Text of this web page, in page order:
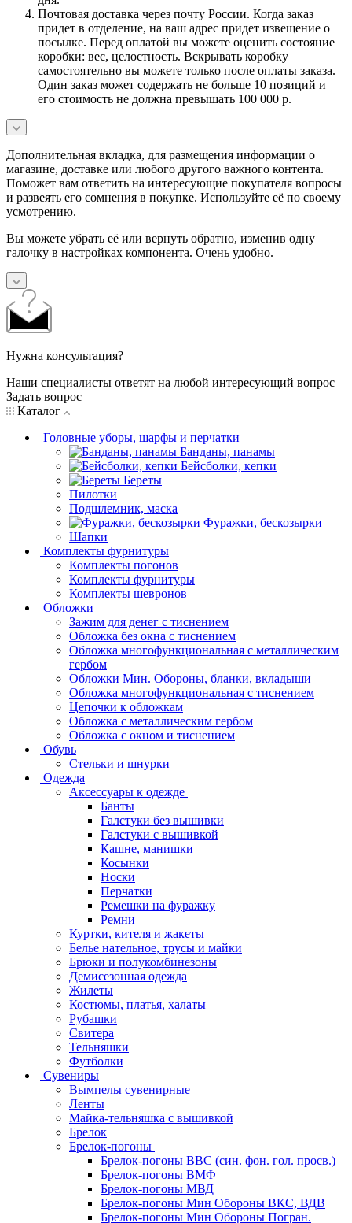
Почтовая доставка через почту России. Когда заказ
придет в отделение, на ваш адрес придет извещение о
посылке. Перед оплатой вы можете оценить состояние
коробки: вес, целостность. Вскрывать коробку
самостоятельно вы можете только после оплаты заказа.
Один заказ может содержать не больше 10 позиций и
его стоимость не должна превышать 100 000 р.
Дополнительная вкладка, для размещения информации о
магазине, доставке или любого другого важного контента.
Поможет вам ответить на интересующие покупателя вопросы
и развеять его сомнения в покупке. Используйте её по своему
усмотрению.
Вы можете убрать её или вернуть обратно, изменив одну
галочку в настройках компонента. Очень удобно.
Нужна консультация?
Наши специалисты ответят на любой интересующий вопрос
Задать вопрос
Каталог
Головные уборы, шарфы и перчатки
Банданы, панамы
Бейсболки, кепки
Береты
Пилотки
Подшлемник, маска
Фуражки, бескозырки
Шапки
Комплекты фурнитуры
Комплекты погонов
Комплекты фурнитуры
Комплекты шевронов
Обложки
Зажим для денег с тиснением
Обложка без окна с тиснением
Обложка многофункциональная с металлическим
гербом
Обложки Мин. Обороны, бланки, вкладыши
Обложка многофункциональная с тиснением
Цепочки к обложкам
Обложка с металлическим гербом
Обложка с окном и тиснением
Обувь
Стельки и шнурки
Одежда
Аксессуары к одежде
Банты
Галстуки без вышивки
Галстуки с вышивкой
Кашне, манишки
Косынки
Носки
Перчатки
Ремешки на фуражку
Ремни
Куртки, кителя и жакеты
Белье нательное, трусы и майки
Брюки и полукомбинезоны
Демисезонная одежда
Жилеты
Костюмы, платья, халаты
Рубашки
Свитера
Тельняшки
Футболки
Сувениры
Вымпелы сувенирные
Ленты
Майка-тельняшка с вышивкой
Брелок
Брелок-погоны
Брелок-погоны ВВС (син. фон. гол. просв.)
Брелок-погоны ВМФ
Брелок-погоны МВД
Брелок-погоны Мин Обороны ВКС, ВДВ
Брелок-погоны Мин Обороны Погран.